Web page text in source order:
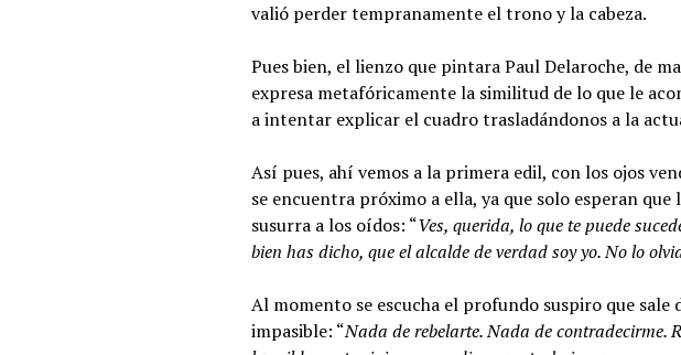
valió perder tempranamente el trono y la cabeza.
Pues bien, el lienzo que pintara Paul Delaroche, de
expresa metafóricamente la similitud de lo que le
a intentar explicar el cuadro trasladándonos a la
Así pues, ahí vemos a la primera edil, con los ojos
se encuentra próximo a ella, ya que solo esperan
susurra a los oídos: “Ves, querida, lo que te puede
bien has dicho, que el alcalde de verdad soy yo. No lo
Al momento se escucha el profundo suspiro que
impasible: “Nada de rebelarte. Nada de contradecirme.